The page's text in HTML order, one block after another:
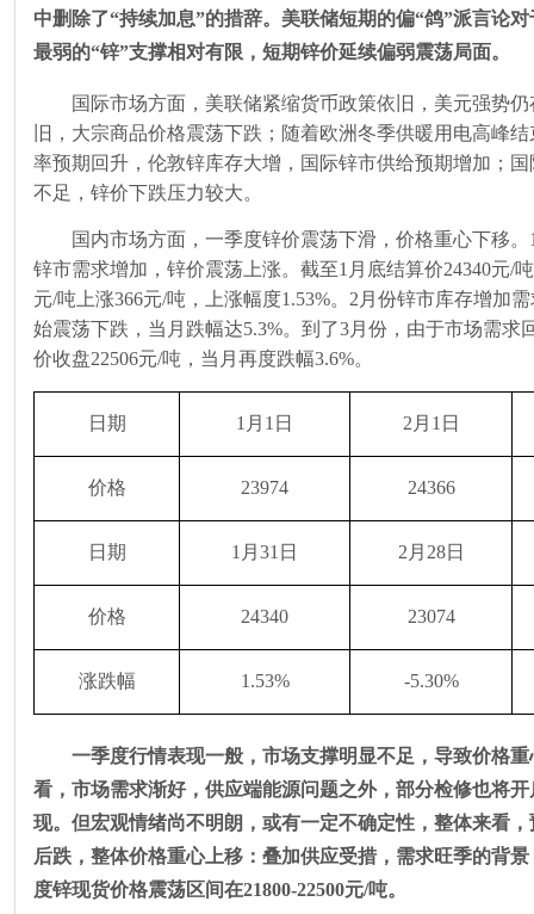
中删除了“持续加息”的措辞。美联储短期的偏“鸽”派言论
最弱的“锌”支撑相对有限，短期锌价延续偏弱震荡局面。
国际市场方面，美联储紧缩货币政策依旧，美元强势
旧，大宗商品价格震荡下跌；随着欧洲冬季供暖用电高峰
率预期回升，伦敦锌库存大增，国际锌市供给预期增加；
不足，锌价下跌压力较大。
国内市场方面，一季度锌价震荡下滑，价格重心下移。
锌市需求增加，锌价震荡上涨。截至1 月底结算价24340元/
元/吨上涨366元/吨，上涨幅度1.53%。 2 月份锌市库存增加
始震荡下跌，当月跌幅达5.3%。到了3月份，由于市场需求
价收盘22506元/吨，当月再度跌幅3.6%。
日期 1月 1 日 2月 1 日
价格 23974 24366
日期 1月31 日 2月 28日
价格 24340 23074
涨跌幅 1.53% -5.30%
一季度行情表现一般，市场支撑明显不足，导致价格
看，市场需求渐好，供应端能源问题之外，部分检修也将
现。但宏观情绪尚不明朗，或有一定不确定性，整体来看
后跌，整体价格重心上移：叠加供应受措，需求旺季的背
度锌现货价格震荡区间在21800-22500元/吨。